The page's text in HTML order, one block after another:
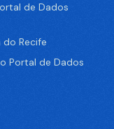
de Dados
Recife
Portal de Dados